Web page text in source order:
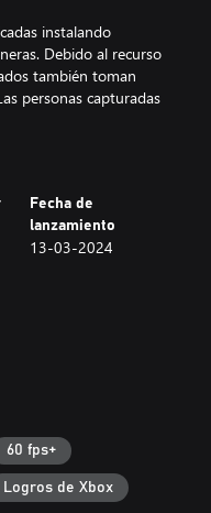
instalando
Debido al recurso
también toman
personas capturadas
recordar el pasado y
la conspiración
robots
y jefes
de armas
Fecha de
lanzamiento
13-03-2024
60 fps+
Logros de Xbox